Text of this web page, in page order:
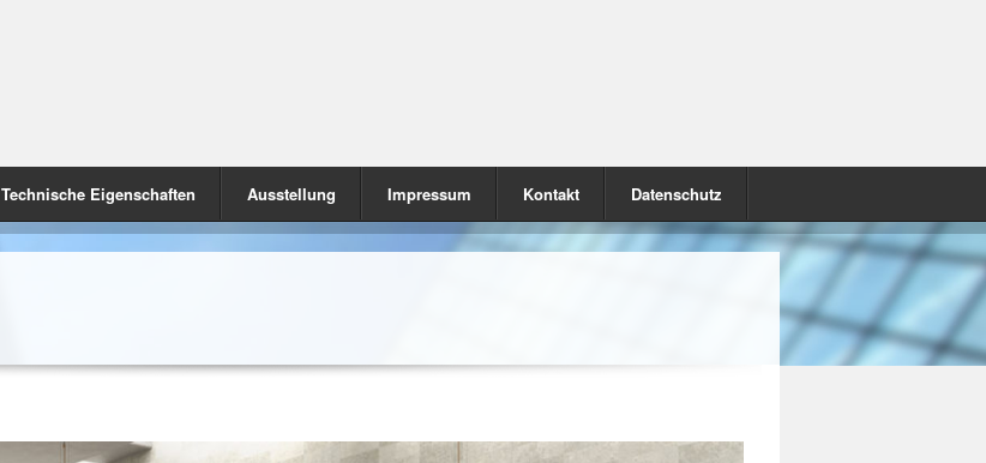
Technische Eigenschaften Ausstellung Impressum Kontakt Datenschutz